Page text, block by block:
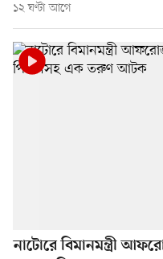
১২ ঘণ্টা আগে
নাটোরে বিমানমন্ত্রী